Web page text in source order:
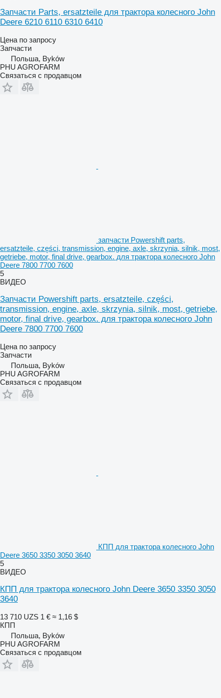
Запчасти Parts, ersatzteile для трактора колесного John
Deere 6210 6110 6310 6410
Цена по запросу
Запчасти
Польша, Byków
PHU AGROFARM
Связаться с продавцом
запчасти Powershift parts,
ersatzteile, części, transmission, engine, axle, skrzynia, silnik, most,
getriebe, motor, final drive, gearbox. для трактора колесного John
Deere 7800 7700 7600
5
ВИДЕО
Запчасти Powershift parts, ersatzteile, części,
transmission, engine, axle, skrzynia, silnik, most, getriebe,
motor, final drive, gearbox. для трактора колесного John
Deere 7800 7700 7600
Цена по запросу
Запчасти
Польша, Byków
PHU AGROFARM
Связаться с продавцом
КПП для трактора колесного John
Deere 3650 3350 3050 3640
5
ВИДЕО
КПП для трактора колесного John Deere 3650 3350 3050
3640
13 710 UZS 1 € ≈ 1,16 $
КПП
Польша, Byków
PHU AGROFARM
Связаться с продавцом